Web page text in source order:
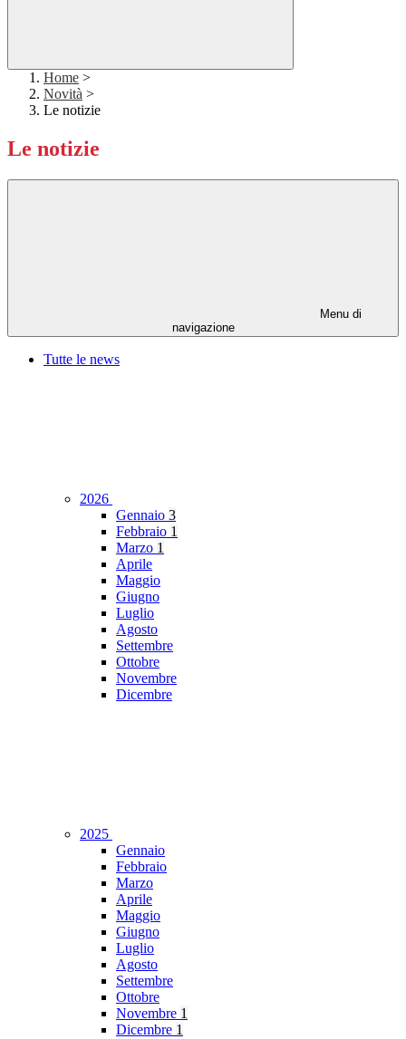
Home >
Novità >
Le notizie
Le notizie
Menu di
navigazione
Tutte le news
2026
Gennaio 3
Febbraio 1
Marzo 1
Aprile
Maggio
Giugno
Luglio
Agosto
Settembre
Ottobre
Novembre
Dicembre
2025
Gennaio
Febbraio
Marzo
Aprile
Maggio
Giugno
Luglio
Agosto
Settembre
Ottobre
Novembre 1
Dicembre 1